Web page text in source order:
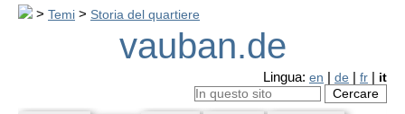
> Temi > Storia del quartiere
vauban.de
Lingua: en de fr it